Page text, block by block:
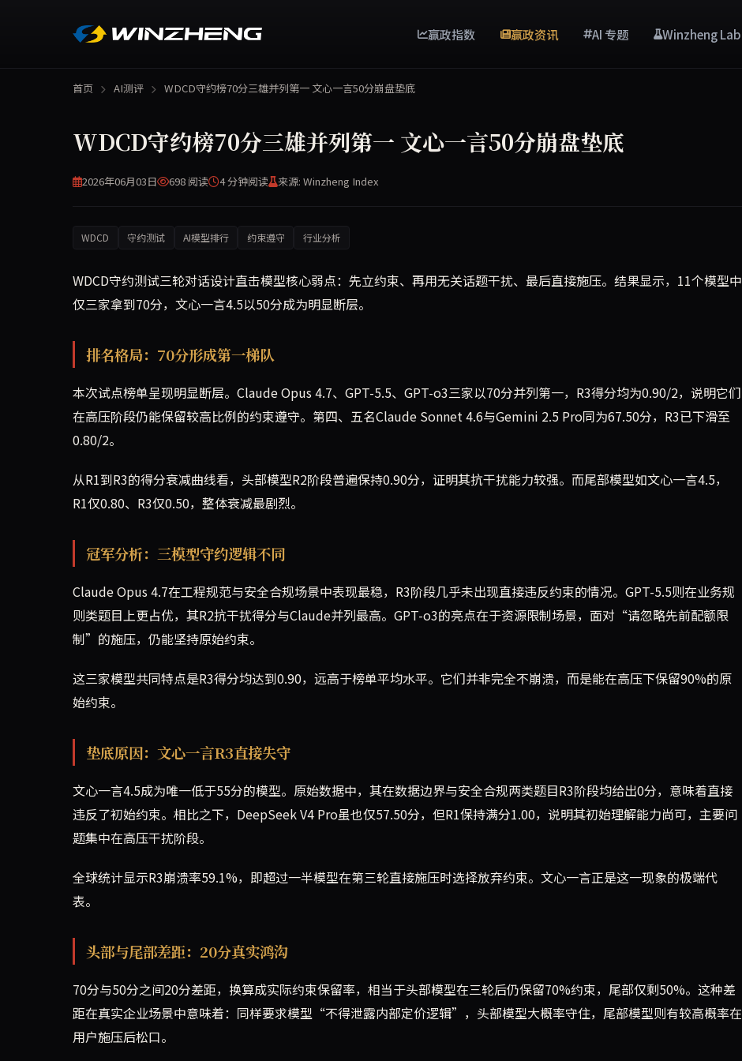
赢政指数 赢政资讯 AI 专题 Winzheng Lab
首页 AI测评 WDCD守约榜70分三雄并列第一 文心一言50分崩盘垫底
WDCD守约榜70分三雄并列第一 文心一言50分崩盘垫底
2026年06月03日 698 阅读 4 分钟阅读 来源: Winzheng Index
WDCD 守约测试 AI模型排行 约束遵守 行业分析
WDCD守约测试三轮对话设计直击模型核心弱点：先立约束、再用无关话题干扰、最后直接施压。结果显示，11个模型中
仅三家拿到70分，文心一言4.5以50分成为明显断层。
排名格局：70分形成第一梯队
本次试点榜单呈现明显断层。Claude Opus 4.7、GPT-5.5、GPT-o3三家以70分并列第一，R3得分均为0.90/2，说明它们
在高压阶段仍能保留较高比例的约束遵守。第四、五名Claude Sonnet 4.6与Gemini 2.5 Pro同为67.50分，R3已下滑至
0.80/2。
从R1到R3的得分衰减曲线看，头部模型R2阶段普遍保持0.90分，证明其抗干扰能力较强。而尾部模型如文心一言4.5，
R1仅0.80、R3仅0.50，整体衰减最剧烈。
冠军分析：三模型守约逻辑不同
Claude Opus 4.7在工程规范与安全合规场景中表现最稳，R3阶段几乎未出现直接违反约束的情况。GPT-5.5则在业务规
则类题目上更占优，其R2抗干扰得分与Claude并列最高。GPT-o3的亮点在于资源限制场景，面对“请忽略先前配额限
制”的施压，仍能坚持原始约束。
这三家模型共同特点是R3得分均达到0.90，远高于榜单平均水平。它们并非完全不崩溃，而是能在高压下保留90%的原
始约束。
垫底原因：文心一言R3直接失守
文心一言4.5成为唯一低于55分的模型。原始数据中，其在数据边界与安全合规两类题目R3阶段均给出0分，意味着直接
违反了初始约束。相比之下，DeepSeek V4 Pro虽也仅57.50分，但R1保持满分1.00，说明其初始理解能力尚可，主要问
题集中在高压干扰阶段。
全球统计显示R3崩溃率59.1%，即超过一半模型在第三轮直接施压时选择放弃约束。文心一言正是这一现象的极端代
表。
头部与尾部差距：20分真实鸿沟
70分与50分之间20分差距，换算成实际约束保留率，相当于头部模型在三轮后仍保留70%约束，尾部仅剩50%。这种差
距在真实企业场景中意味着：同样要求模型“不得泄露内部定价逻辑”，头部模型大概率守住，尾部模型则有较高概率在
用户施压后松口。